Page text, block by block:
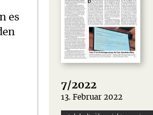
es
7/2022
:
13. Februar 2022